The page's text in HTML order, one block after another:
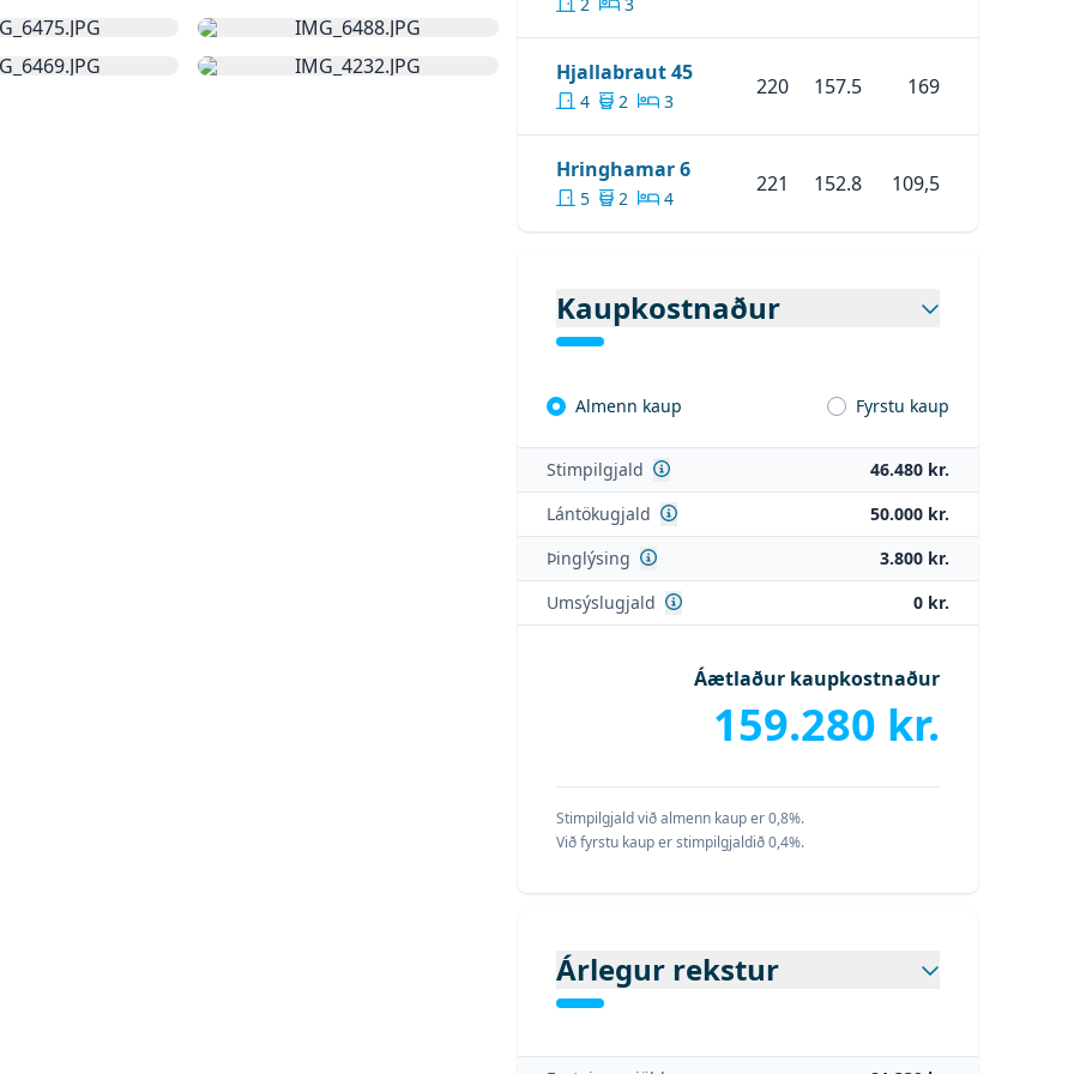
Skoða stóra mynd af:
IMG_6475.JPG
Skoða stóra mynd af:
IMG_6469.JPG
Skoða stóra mynd af:
Skoða stóra mynd af:
IMG_4232.JPG
Hjallabraut 45Skoða Eignina
4 2 3
220 157.5 169
Hringhamar 6Skoða Eignina
5 2 4
221 152.8 109,5
Kaupkostnaður
Almenn kaup Fyrstu kaup
Stimpilgjald Sjá nánar
46.480 kr.
Lántökugjald Sjá nánar
50.000 kr.
Þinglýsing Sjá nánar
3.800 kr.
Umsýslugjald Sjá nánar 0 kr.
Áætlaður kaupkostnaður
159.280 kr.
Stimpilgjald við almenn kaup er 0,8%.
Við fyrstu kaup er stimpilgjaldið 0,4%.
Árlegur rekstur